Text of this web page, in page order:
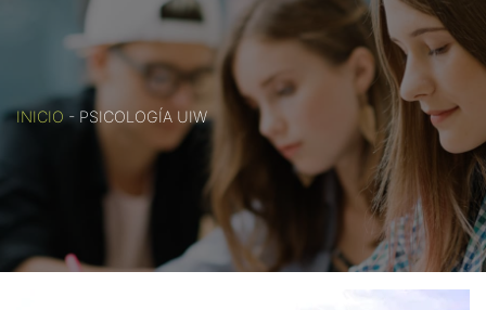
INICIO - PSICOLOGÍA UIW